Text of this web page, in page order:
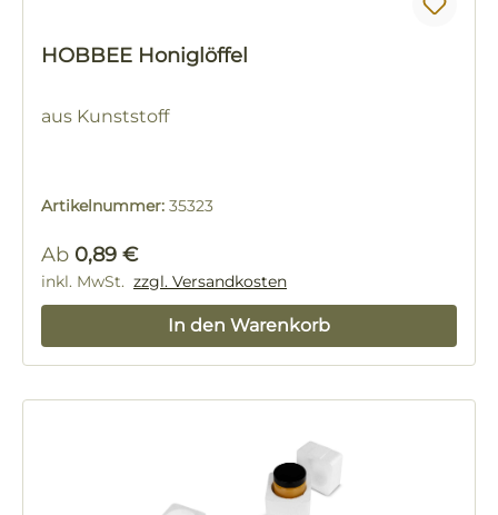
HOBBEE Honiglöffel
aus Kunststoff
Artikelnummer: 35323
Regulärer Preis:
Ab 0,89 €
inkl. MwSt. zzgl. Versandkosten
In den Warenkorb